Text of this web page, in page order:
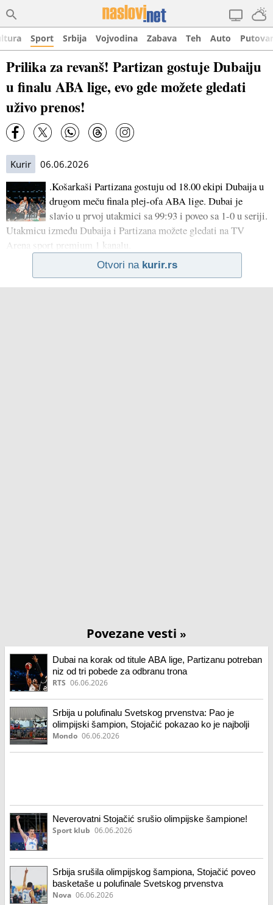
Sport Srbija Vojvodina Zabava Teh Auto
Prilika za revanš! Partizan gostuje Dubaiju
u finalu ABA lige, evo gde možete gledati
uživo prenos!
Kurir 06.06.2026
.Košarkaši Partizana gostuju od 18.00 ekipi Dubaija u
drugom meču finala plej-ofa ABA lige. Dubai je
slavio u prvoj utakmici sa 99:93 i poveo sa 1-0 u seriji.
Utakmicu između Dubaija i Partizana možete gledati na TV
Arena sport premium 1 kanalu.
Otvori na kurir.rs
Povezane vesti »
Dubai na korak od titule ABA lige, Partizanu potreban
niz od tri pobede za odbranu trona
RTS 06.06.2026
Srbija u polufinalu Svetskog prvenstva: Pao je
olimpijski šampion, Stojačić pokazao ko je najbolji
Mondo 06.06.2026
Neverovatni Stojačić srušio olimpijske šampione!
Sport klub 06.06.2026
Srbija srušila olimpijskog šampiona, Stojačić poveo
basketaše u polufinale Svetskog prvenstva
Nova 06.06.2026